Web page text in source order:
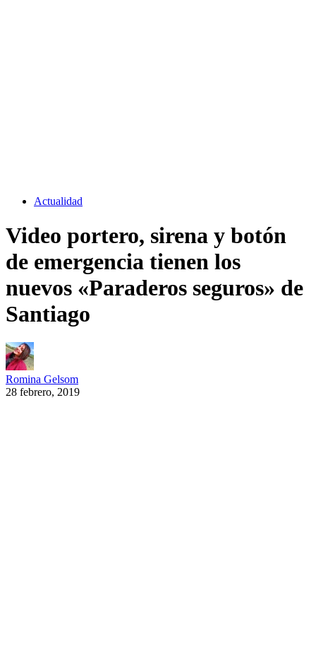
Actualidad
Video portero, sirena y botón
de emergencia tienen los
nuevos «Paraderos seguros» de
Santiago
Romina Gelsom
28 febrero, 2019